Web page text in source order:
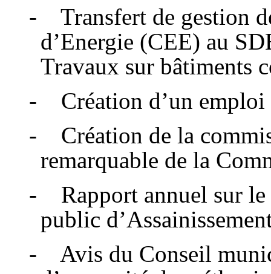
- Transfert de gestion
d’Energie (CEE) au
Travaux sur bâtiments
- Création d’un emploi
- Création de la
remarquable de la
- Rapport annuel sur le
public
- Avis du Conseil